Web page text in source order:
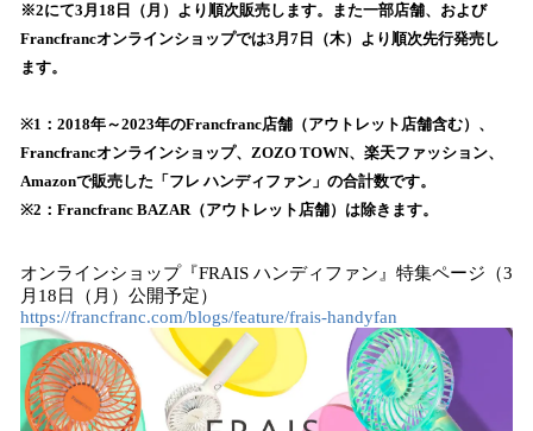
込
み
中
す
※2にて3月18日（月）より順次販売します。また一部店舗、および
Francfrancオンラインショップでは3月7日（木）より順次先行発売し
ます。
※1：2018年～2023年のFrancfranc店舗（アウトレット店舗含む）、
Francfrancオンラインショップ、ZOZO TOWN、楽天ファッション、
Amazonで販売した「フレ ハンディファン」の合計数です。
※2：Francfranc BAZAR（アウトレット店舗）は除きます。
オンラインショップ『FRAIS ハンディファン』特集ページ（3
月18日（月）公開予定）
https://francfranc.com/blogs/feature/frais-handyfan